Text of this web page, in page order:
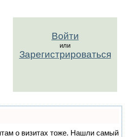
Войти
или
Зарегистрироваться
о визитах тоже. Нашли самый